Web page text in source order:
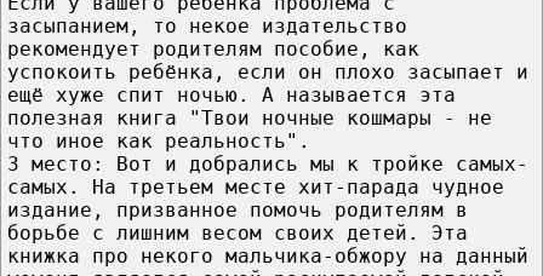
засыпанием, то некое издательство
рекомендует родителям пособие, как
успокоить ребёнка, если он плохо засыпает и
ещё хуже спит ночью. А называется эта
полезная книга "Твои ночные кошмары - не
что иное как реальность".
3 место: Вот и добрались мы к тройке самых-
самых. На третьем месте хит-парада чудное
издание, призванное помочь родителям в
борьбе с лишним весом своих детей. Эта
книжка про некого мальчика-обжору на данный